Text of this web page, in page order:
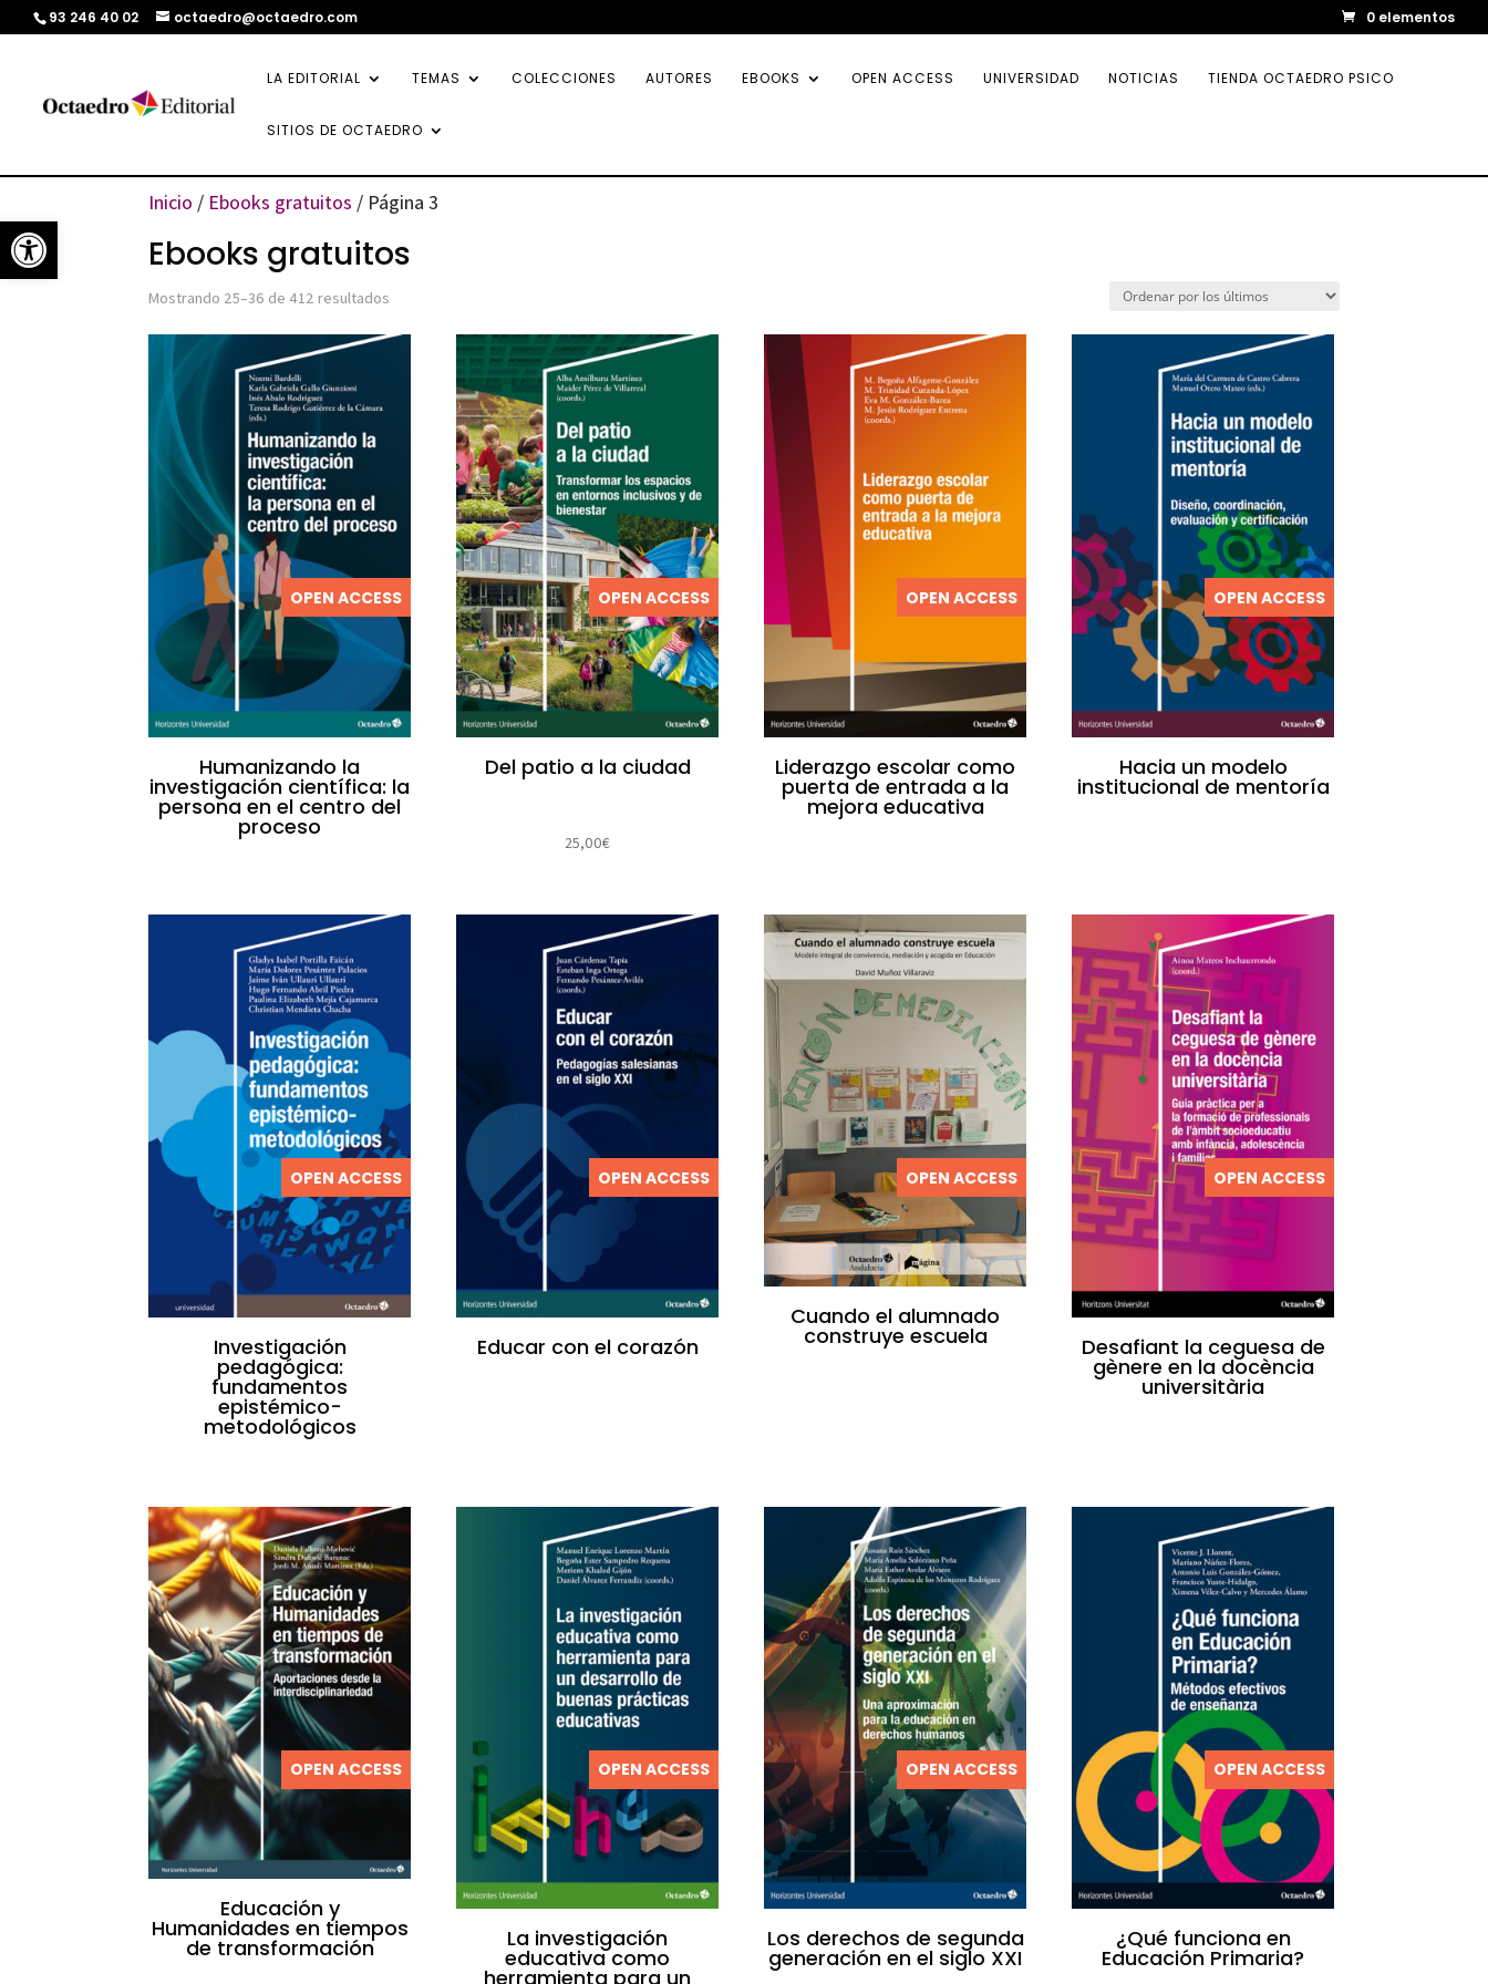
Abrir barra de herramientas
93 246 40 02 octaedro@octaedro.com 0 elementos
LA EDITORIAL TEMAS COLECCIONES AUTORES EBOOKS OPEN ACCESS UNIVERSIDAD NOTICIAS TIENDA OCTAEDRO PSICO
SITIOS DE OCTAEDRO
Inicio / Ebooks gratuitos / Página 3
Ebooks gratuitos
Mostrando 25–36 de 412 resultados
por
OPEN ACCESS
Humanizando la
investigación científica: la
persona en el centro del
proceso
OPEN ACCESS
Del patio a la ciudad
25,00€
OPEN ACCESS
Liderazgo escolar como
puerta de entrada a la
mejora educativa
OPEN ACCESS
Hacia un modelo
institucional de mentoría
OPEN ACCESS
Investigación
pedagógica:
fundamentos
epistémico-
metodológicos
OPEN ACCESS
Educar con el corazón
OPEN ACCESS
Cuando el alumnado
construye escuela
OPEN ACCESS
Desafiant la ceguesa de
gènere en la docència
universitària
OPEN ACCESS
Educación y
Humanidades en tiempos
de transformación
OPEN ACCESS
La investigación
educativa como
herramienta para un
OPEN ACCESS
Los derechos de segunda
generación en el siglo XXI
OPEN ACCESS
¿Qué funciona en
Educación Primaria?